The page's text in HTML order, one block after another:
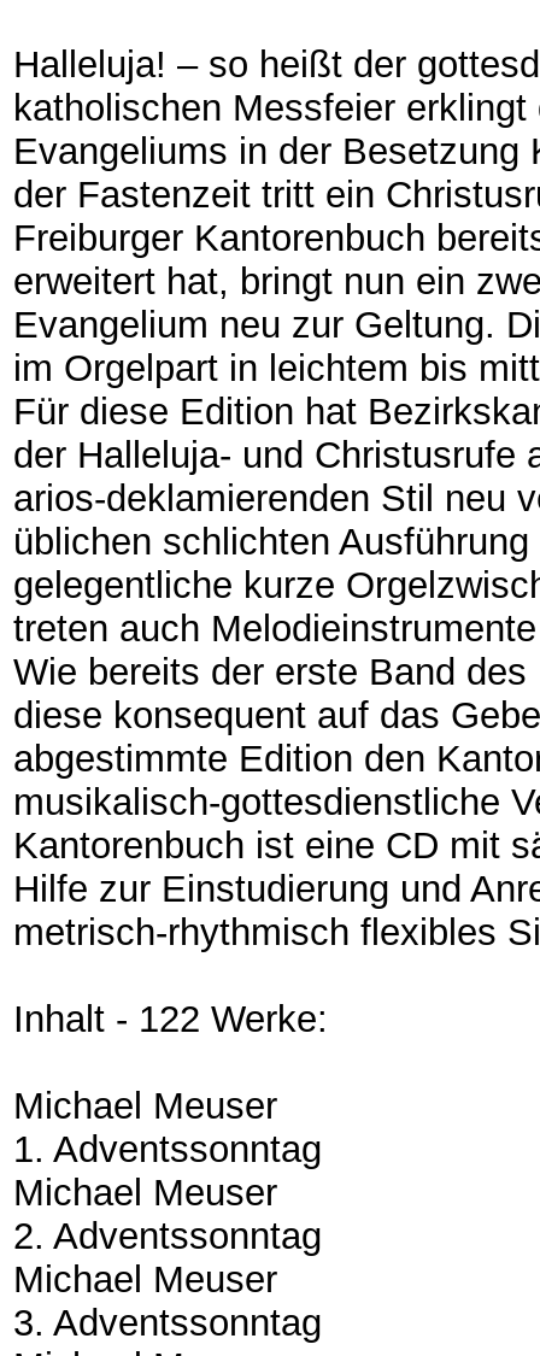
Halleluja! – so heißt der
katholischen Messfeier
Evangeliums in der Besetzung
der Fastenzeit tritt ein
Freiburger Kantorenbuch
erweitert hat, bringt nun ein
Evangelium neu zur Geltung.
im Orgelpart in leichtem bis
Für diese Edition hat
der Halleluja- und Christusrufe
arios-deklamierenden Stil neu
üblichen schlichten
gelegentliche kurze
treten auch
Wie bereits der erste Band
diese konsequent auf das
abgestimmte Edition den
musikalisch-gottesdienstliche
Kantorenbuch ist eine CD mit
Hilfe zur Einstudierung und
metrisch-rhythmisch flexibles
Inhalt - 122 Werke:
Michael Meuser
1. Adventssonntag
Michael Meuser
2. Adventssonntag
Michael Meuser
3. Adventssonntag